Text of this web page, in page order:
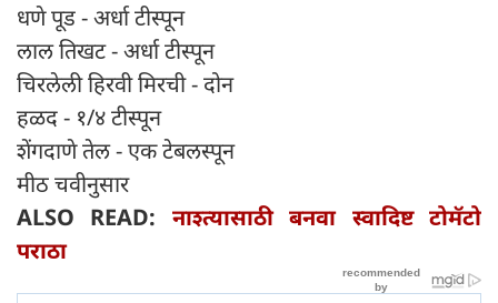
धणे पूड - अर्धा टीस्पून
लाल तिखट - अर्धा टीस्पून
चिरलेली हिरवी मिरची - दोन
हळद - १/४ टीस्पून
शेंगदाणे तेल - एक टेबलस्पून
मीठ चवीनुसार
ALSO READ: नाश्त्यासाठी बनवा स्वादिष्ट टोमॅटो
पराठा